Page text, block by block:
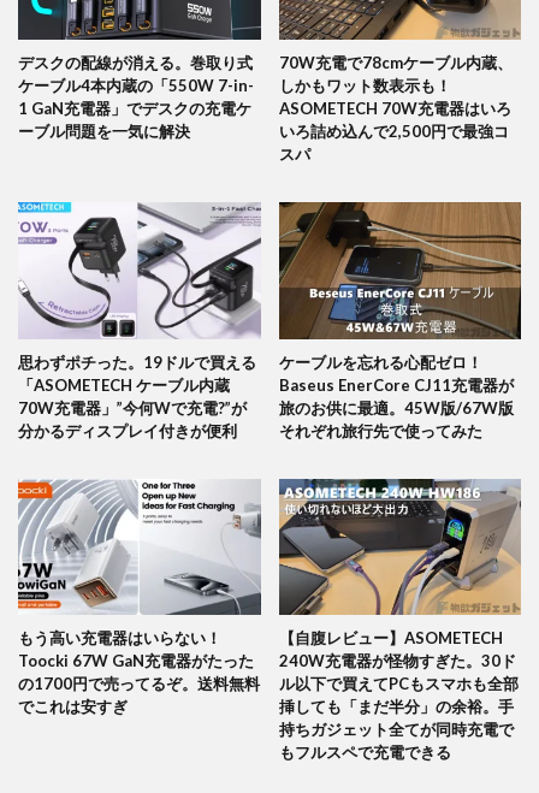
デスクの配線が消える。巻取り式
ケーブル4本内蔵の「550W 7-in-
1 GaN充電器」でデスクの充電ケ
ーブル問題を一気に解決
70W充電で78cmケーブル内蔵、
しかもワット数表示も！
ASOMETECH 70W充電器はいろ
いろ詰め込んで2,500円で最強コ
スパ
思わずポチった。19ドルで買える
「ASOMETECH ケーブル内蔵
70W充電器」”今何Wで充電?”が
分かるディスプレイ付きが便利
ケーブルを忘れる心配ゼロ！
Baseus EnerCore CJ11充電器が
旅のお供に最適。45W版/67W版
それぞれ旅行先で使ってみた
もう高い充電器はいらない！
Toocki 67W GaN充電器がたった
の1700円で売ってるぞ。送料無料
でこれは安すぎ
【自腹レビュー】ASOMETECH
240W充電器が怪物すぎた。30ド
ル以下で買えてPCもスマホも全部
挿しても「まだ半分」の余裕。手
持ちガジェット全てが同時充電で
もフルスペで充電できる